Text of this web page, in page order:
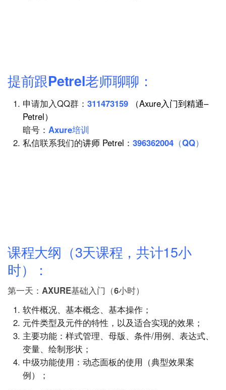
提前跟Petrel老师聊聊：
申请加入QQ群： 311473159
（Axure入门到精通–
Petrel）
暗号： Axure培训
私信联系我们的讲师 Petrel ： 396362004（QQ）
课程大纲（3天课程，共计15小
时）：
第一天：AXURE基础入门（6小时）
软件概况、基本概念、基本操作；
元件类型及元件的特性，以及适合实现的效果；
主要功能：样式管理、母版、条件/用例、表达式、
变量、绘制形状；
中级功能使用：动态面板的使用（典型效果案
例）；